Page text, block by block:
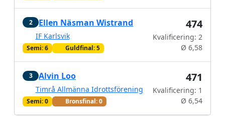
2 Ellen Näsman Wistrand
IF Karlsvik
Semi: 6 Guldfinal: 5
474
Kvalificering: 2
Ø 6,58
3 Alvin Loo
Timrå Allmänna Idrottsförening
Semi: 0 Bronsfinal: 0
471
Kvalificering: 1
Ø 6,54